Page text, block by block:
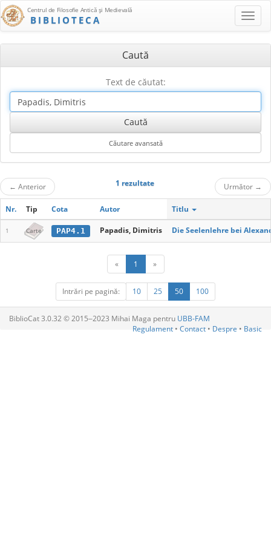
Centrul de Filosofie Antică şi Medievală
BIBLIOTECA
Caută
Text de căutat:
← Anterior 1 rezultate Următor →
Nr. Tip Cota Autor Titlu
1 Carte PAP4.1 Papadis, Dimitris Die Seelenlehre bei
« 1 »
Intrări pe pagină: 10 25 50 100
BiblioCat 3.0.32 © 2015‒2023 Mihai Maga pentru UBB-FAM
Regulament • Contact • Despre • Basic